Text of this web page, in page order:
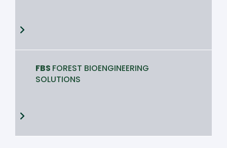
FBS FOREST BIOENGINEERING
SOLUTIONS